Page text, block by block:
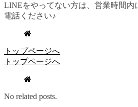
LINEをやってない方は、営業時間内
電話ください♪
トップページへ
トップページへ
No related posts.